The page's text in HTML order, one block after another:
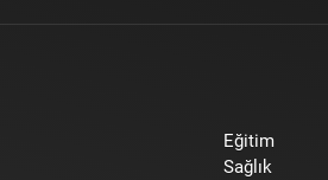
Eğitim
Sağlık